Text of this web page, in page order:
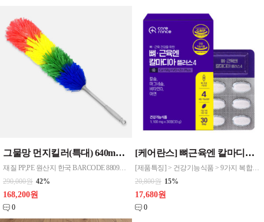
그물망 먼지킬러(특대) 640mm 100개한박스단위판매
재질 PP,PE 원산지 한국 BARCODE 8809115484475
290,000원 42%
168,200원
0
[케어란스] 뼈근육엔 칼마디아 플러스4 1,100mg x 30정
[제품특징] > 건강기능식품 > 9가지 복합기능성+4가지(칼슘+마그네슘+비타민D+아연) 기능성 원료 > 칼슘 흡수율을 높이는 칼슘2 : 마그네슘1 의 황금비율 > 프리미엄 스위스산 비타민D3+고품질 미국산 아연(1일 영양성분 기준치 100%)
20,800원 15%
17,680원
0